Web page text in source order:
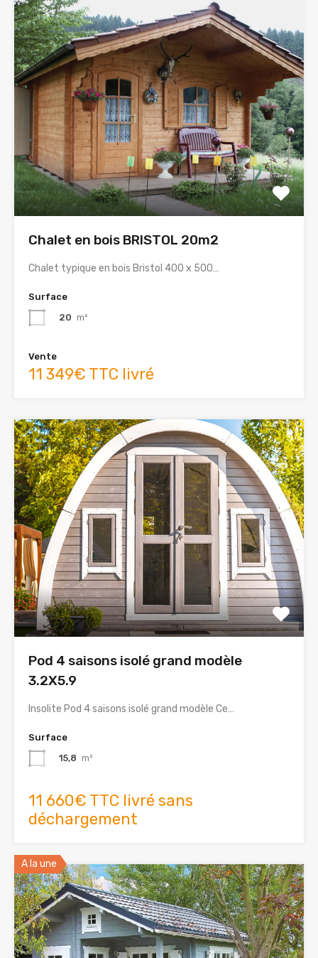
Chalet en bois BRISTOL 20m2
Chalet typique en bois Bristol 400 x 500…
Surface
20 m²
Vente
11 349€ TTC livré
Pod 4 saisons isolé grand modèle
3.2X5.9
Insolite Pod 4 saisons isolé grand modèle Ce…
Surface
15,8 m²
11 660€ TTC livré sans
déchargement
A la une